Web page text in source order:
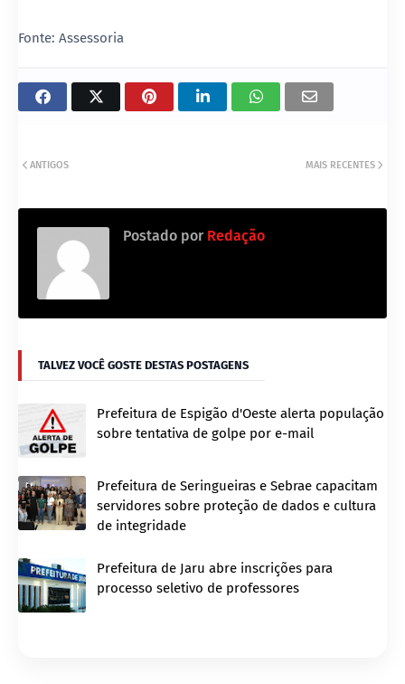
Fonte: Assessoria
MAIS RECENTES
ANTIGOS
Postado por Redação
TALVEZ VOCÊ GOSTE DESTAS POSTAGENS
Prefeitura de Espigão d'Oeste alerta população
sobre tentativa de golpe por e-mail
Prefeitura de Seringueiras e Sebrae capacitam
servidores sobre proteção de dados e cultura
de integridade
Prefeitura de Jaru abre inscrições para
processo seletivo de professores